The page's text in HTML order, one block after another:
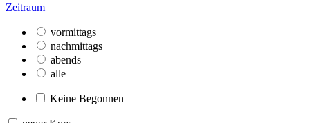
Zeitraum
vormittags
nachmittags
abends
alle
Keine Begonnen